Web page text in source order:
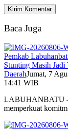
Baca Juga
Pemkab
Stunting Masih Jadi
DaerahJumat, 7
14:41 WIB
LABUHANBATU –
memperkuat